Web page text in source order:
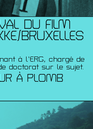
DU FILM
BRUXELLES
à l’ERG, chargé de
doctorat sur le sujet.
À PLOMB